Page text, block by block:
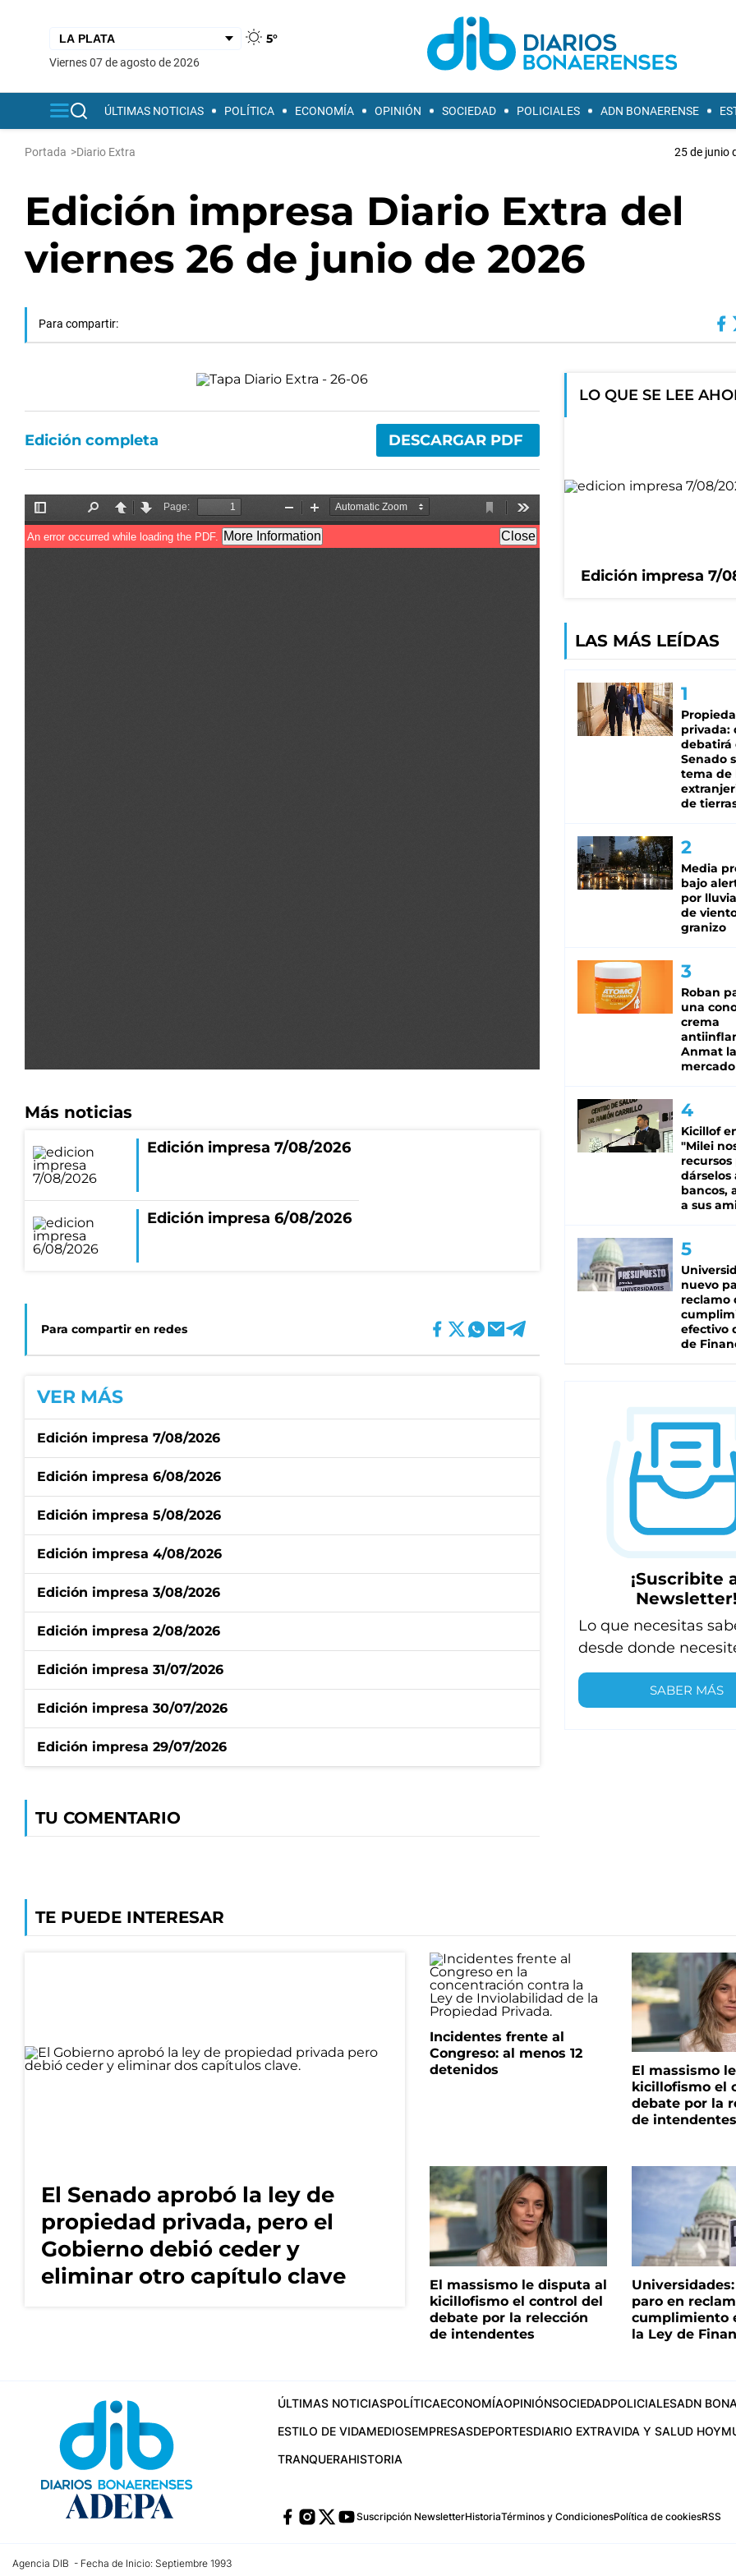
5°
viernes 07 de agosto de 2026
ÚLTIMAS NOTICIAS POLÍTICA ECONOMÍA OPINIÓN SOCIEDAD POLICIALES ADN BONAERENSE
Portada >Diario Extra 25 de junio
Edición impresa Diario Extra del
viernes 26 de junio de 2026
Para compartir:
Edición completa DESCARGAR PDF
Más noticias
Edición impresa 7/08/2026
Edición impresa 6/08/2026
Para compartir en redes
VER MÁS
Edición impresa 7/08/2026
Edición impresa 6/08/2026
Edición impresa 5/08/2026
Edición impresa 4/08/2026
Edición impresa 3/08/2026
Edición impresa 2/08/2026
Edición impresa 31/07/2026
Edición impresa 30/07/2026
Edición impresa 29/07/2026
TU COMENTARIO
LO QUE SE LEE
Edición impresa 7/
LAS MÁS LEÍDAS
privada:
debatirá
Senado
tema de
de
Media
bajo
por
de
granizo
Roban
una
crema
Anmat
mercado
Kicillof
"Milei
recursos
dárselos
bancos,
a sus
nuevo
reclamo
efectivo
de
¡Suscribite
Newsletter!
Lo que necesitas
desde donde
SABER MÁS
TE PUEDE INTERESAR
El Senado aprobó la ley de
propiedad privada, pero el
Gobierno debió ceder y
eliminar otro capítulo clave
Incidentes frente al
Congreso: al menos 12
detenidos
El massismo
kicillofismo el
debate por la
de intendentes
El massismo le disputa al
kicillofismo el control del
debate por la relección
de intendentes
paro en
cumplimiento
la Ley de
ÚLTIMAS NOTICIASPOLÍTICAECONOMÍAOPINIÓNSOCIEDADPOLICIALESADN
ESTILO DE VIDAMEDIOSEMPRESASDEPORTESDIARIO EXTRAVIDA Y SALUD HOY
TRANQUERAHISTORIA
Suscripción NewsletterHistoriaTérminos y CondicionesPolítica de cookiesRSS
Agencia DIB - Fecha de Inicio: Septiembre 1993